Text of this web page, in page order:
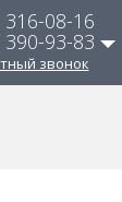
316-08-16
390-93-83
звонок